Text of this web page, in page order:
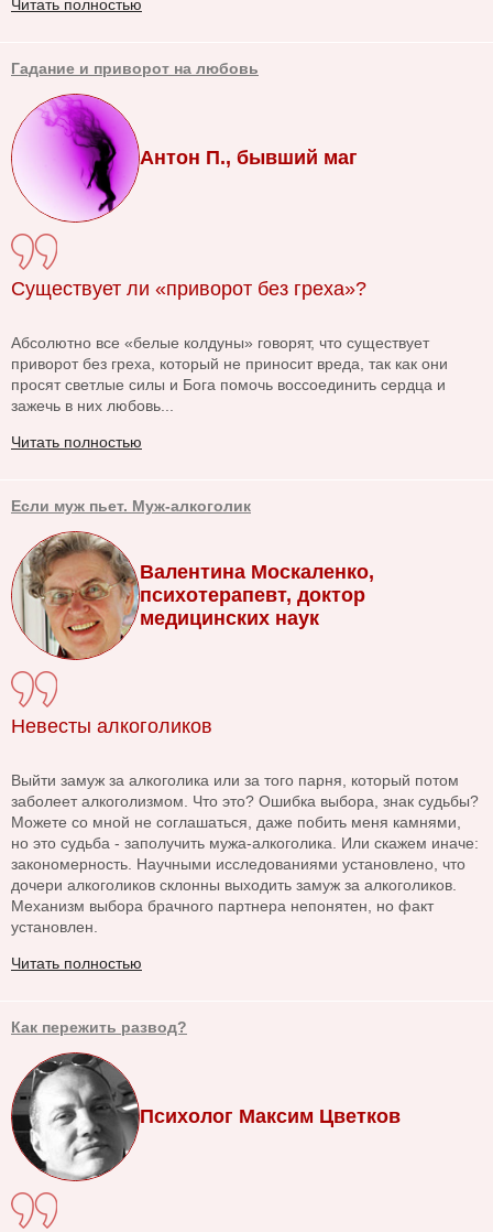
Читать полностью
Гадание и приворот на любовь
Антон П., бывший маг
Существует ли «приворот без греха»?
Абсолютно все «белые колдуны» говорят, что существует
приворот без греха, который не приносит вреда, так как они
просят светлые силы и Бога помочь воссоединить сердца и
зажечь в них любовь...
Читать полностью
Если муж пьет. Муж-алкоголик
Валентина Москаленко,
психотерапевт, доктор
медицинских наук
Невесты алкоголиков
Выйти замуж за алкоголика или за того парня, который потом
заболеет алкоголизмом. Что это? Ошибка выбора, знак судьбы?
Можете со мной не соглашаться, даже побить меня камнями,
но это судьба - заполучить мужа-алкоголика. Или скажем иначе:
закономерность. Научными исследованиями установлено, что
дочери алкоголиков склонны выходить замуж за алкоголиков.
Механизм выбора брачного партнера непонятен, но факт
установлен.
Читать полностью
Как пережить развод?
Психолог Максим Цветков